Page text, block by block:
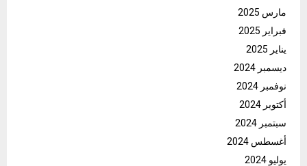
مارس 2025
فبراير 2025
يناير 2025
ديسمبر 2024
نوفمبر 2024
أكتوبر 2024
سبتمبر 2024
أغسطس 2024
يوليو 2024